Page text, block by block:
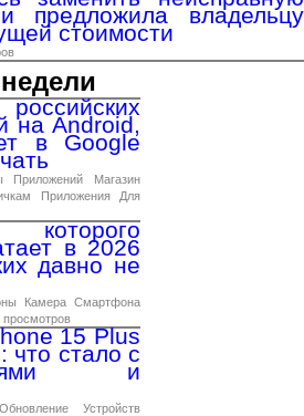
предложила владельцу
стоимости
на Android,
в Google
Приложений
Магазин
Приложения
Для
которого
в 2026
давно не
Камера Смартфона
просмотров
15 Plus
что стало с
и
Обновление
Устройств